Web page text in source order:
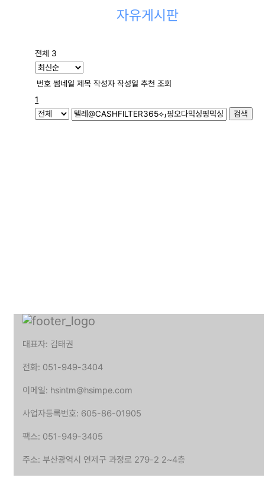
자유게시판
전체 3
번호 썸네일 제목 작성자 작성일 추천 조회
1
검색
대표자: 김태권
전화: 051-949-3404
이메일: hsintm@hsimpe.com
사업자등록번호: 605-86-01905
팩스: 051-949-3405
주소: 부산광역시 연제구 과정로 279-2 2~4층